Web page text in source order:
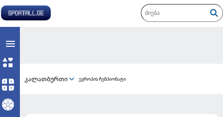
კალათბურთი ევროპის ჩემპიონატი